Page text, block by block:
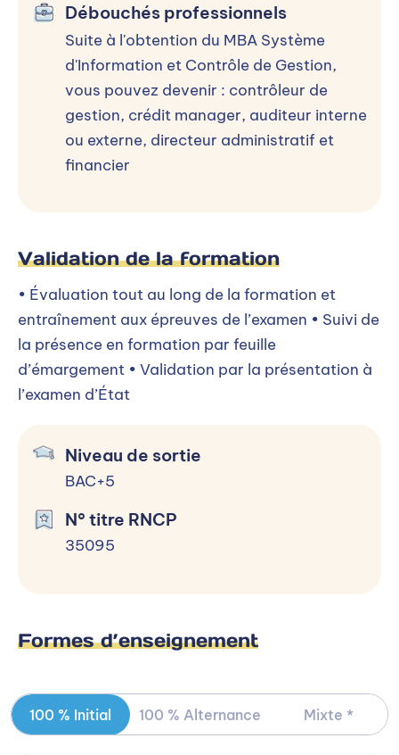
Débouchés professionnels
Suite à l'obtention du MBA Système
d'Information et Contrôle de Gestion,
vous pouvez devenir : contrôleur de
gestion, crédit manager, auditeur interne
ou externe, directeur administratif et
financier
Validation de la formation
• Évaluation tout au long de la formation et
entraînement aux épreuves de l’examen • Suivi de
la présence en formation par feuille
d’émargement • Validation par la présentation à
l’examen d’État
Niveau de sortie
BAC+5
N° titre RNCP
35095
Formes d’enseignement
100 % Initial 100 % Alternance Mixte *
Expertise financière (la valeur et le temps,
gestion du risque de change, gestion de la
trésorerie internationale)
Management de la communication financière
Études de cas
MANAGER LES HOMMES ET LES
Management stratégique et Ressources
Humaines
Actualités économiques et managériales
Processus du Management de projet
APPLICATIONS
PROFESSIONNELLES
Anglais
Relations Professionnelles
Outils informatiques du manager
Niveaux d’entrée et conditions